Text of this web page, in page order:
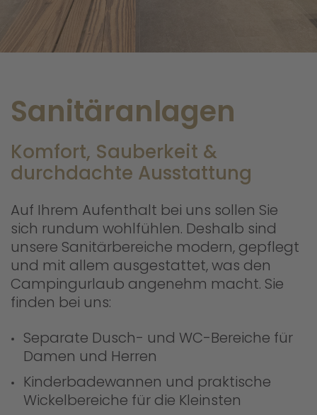
Sanitäranlagen
Komfort, Sauberkeit &
durchdachte Ausstattung
Auf Ihrem Aufenthalt bei uns sollen Sie
sich rundum wohlfühlen. Deshalb sind
unsere Sanitärbereiche modern, gepflegt
und mit allem ausgestattet, was den
Campingurlaub angenehm macht. Sie
finden bei uns:
Separate Dusch- und WC-Bereiche für
Damen und Herren
Kinderbadewannen und praktische
Wickelbereiche für die Kleinsten